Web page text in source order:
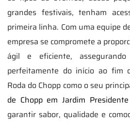
grandes festivais, tenham
primeira linha. Com uma equipe
empresa se compromete a
ágil e eficiente,
perfeitamente do início ao fim
Roda do Chopp como o seu
de Chopp em Jardim
garantir sabor, qualidade e